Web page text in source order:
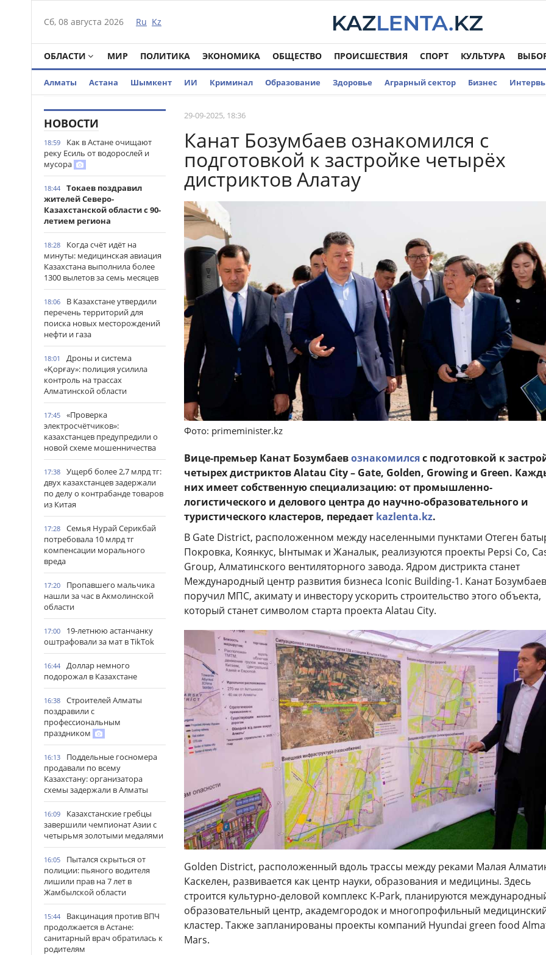
Сб, 08 августа 2026 Ru Kz
ОБЛАСТИ МИР ПОЛИТИКА ЭКОНОМИКА ОБЩЕСТВО ПРОИСШЕСТВИЯ СПОРТ КУЛЬТУРА
Алматы Астана Шымкент ИИ Криминал Образование Здоровье Аграрный сектор Бизнес
НОВОСТИ
18:59
Как в Астане очищают
реку Есиль от водорослей и
мусора
18:44
Токаев поздравил
жителей Северо-
Казахстанской области с 90-
летием региона
18:28
Когда счёт идёт на
минуты: медицинская авиация
Казахстана выполнила более
1300 вылетов за семь месяцев
18:06
В Казахстане утвердили
перечень территорий для
поиска новых месторождений
нефти и газа
18:01
Дроны и система
«Қорғау»: полиция усилила
контроль на трассах
Алматинской области
17:45
«Проверка
электросчётчиков»:
казахстанцев предупредили о
новой схеме мошенничества
17:38
Ущерб более 2,7 млрд тг:
двух казахстанцев задержали
по делу о контрабанде товаров
из Китая
17:28
Семья Нурай Серикбай
потребовала 10 млрд тг
компенсации морального
вреда
17:20
Пропавшего мальчика
нашли за час в Акмолинской
области
17:00
19-летнюю астанчанку
оштрафовали за мат в TikTok
16:44
Доллар немного
подорожал в Казахстане
16:38
Строителей Алматы
поздравили с
профессиональным
праздником
16:13
Поддельные госномера
продавали по всему
Казахстану: организатора
схемы задержали в Алматы
16:09
Казахстанские гребцы
завершили чемпионат Азии с
четырьмя золотыми медалями
16:05
Пытался скрыться от
полиции: пьяного водителя
лишили прав на 7 лет в
Жамбылской области
15:44
Вакцинация против ВПЧ
продолжается в Астане:
санитарный врач обратилась к
родителям
29-09-2025, 18:36
Канат Бозумбаев ознакомился с
подготовкой к застройке четырёх
дистриктов Aлатау
Фото: primeminister.kz
Вице-премьер Канат Бозумбаевознакомилсяс подготовкой к
четырех дистриктов Alatau City – Gate, Golden, Growing и Green.
них имеет собственную специализацию: от промышленно-
логистического и делового центра до научно-образовательного и
туристического кластеров, передает kazlenta.kz.
В Gate District, расположенном между населенными пунктами Отеген
Покровка, Коянкус, Ынтымак и Жаналык, реализуются проекты Pepsi Co,
Group, Алматинского вентиляторного завода. Ядром дистрикта станет
Международный центр развития бизнеса Iconic Building-1. Канат Бозумбаев
поручил МПС, акимату и инвестору ускорить строительство этого объекта,
который станет символом старта проекта Alatau City.
Golden District, расположенный вдоль трассы между реками Малая
Каскелен, развивается как центр науки, образования и медицины. Здесь
строится культурно-деловой комплекс K-Park, планируются
образовательный центр, академгородок и многопрофильный
кластер. Также запланированы проекты компаний Hyundai green food
Mars.